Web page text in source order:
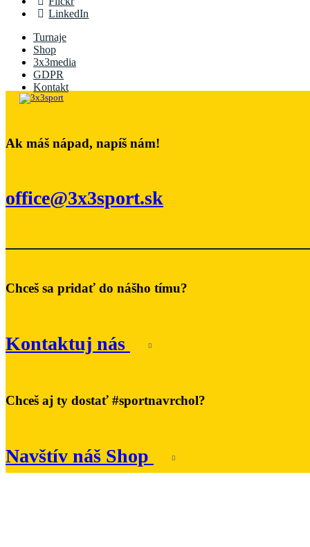
LinkedIn
Turnaje
Shop
3x3media
GDPR
Kontakt
Ak máš nápad, napíš nám!
office@3x3sport.sk
Chceš sa pridať do nášho tímu?
Kontaktuj nás
Chceš aj ty dostať #sportnavrchol?
Navštív náš Shop